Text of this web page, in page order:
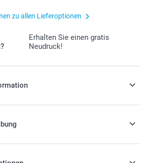
zu allen Lieferoptionen
Erhalten Sie einen gratis
Neudruck!
sich in Schweizer Franken (CHF) inkl.